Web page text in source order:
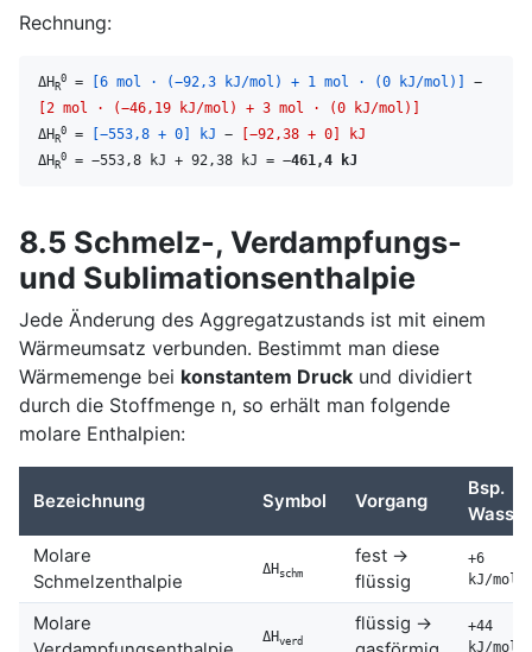
Rechnung:
ΔH R
0 = [6 mol · (−92,3 kJ/mol) + 1 mol · (0 kJ/mol)]
−
[2 mol · (−46,19 kJ/mol) + 3 mol · (0 kJ/mol)]
ΔH R
0 = [−553,8 + 0] kJ −
[−92,38 + 0] kJ
ΔH R
0 = −553,8 kJ + 92,38 kJ = −461,4 kJ
8.5 Schmelz-, Verdampfungs-
und Sublimationsenthalpie
Jede Änderung des Aggregatzustands ist mit einem
Wärmeumsatz verbunden. Bestimmt man diese
Wärmemenge bei konstantem Druck und dividiert
durch die Stoffmenge n, so erhält man folgende
molare Enthalpien:
Bezeichnung Symbol Vorgang
Bsp.
Wasser
Molare
Schmelzenthalpie
ΔH schm
fest →
flüssig
+6
kJ/mol
Molare
ΔHverd
flüssig →
+44
kJ/mol